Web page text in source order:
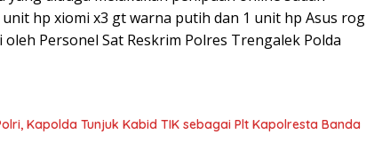
hp xiomi x3 gt warna putih dan 1 unit hp Asus rog
Personel Sat Reskrim Polres Trengalek Polda
Kapolda Tunjuk Kabid TIK sebagai Plt Kapolresta Banda